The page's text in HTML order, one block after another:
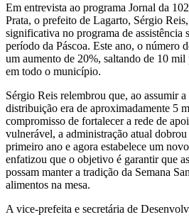
Em entrevista ao programa Jornal da
Prata, o prefeito de Lagarto, Sérgio
significativa no programa de assistência
período da Páscoa. Este ano, o número
um aumento de 20%, saltando de 10
em todo o município.
Sérgio Reis relembrou que, ao assumir
distribuição era de aproximadamente 5
compromisso de fortalecer a rede de
vulnerável, a administração atual
primeiro ano e agora estabelece um
enfatizou que o objetivo é garantir que
possam manter a tradição da Semana
alimentos na mesa.
A vice-prefeita e secretária de